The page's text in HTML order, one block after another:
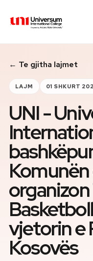
Universum University
MENU
Ballina
Regjistrimet
Programet
Jeta Studentore
Ndërkombëtare
Fuqizuar nga ASU
← Te gjitha lajmet
LAJM 01 SHKURT
UNI -
vjetorin e
Kosovës